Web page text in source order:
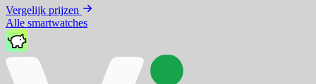
Vergelijk prijzen
Alle smartwatches